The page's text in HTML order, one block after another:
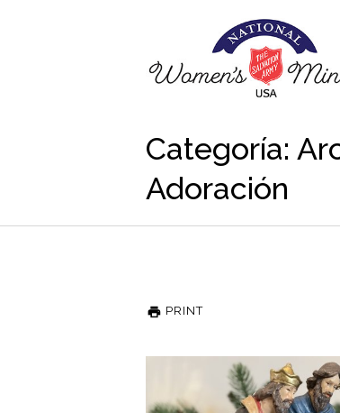
Categoría:
Adoración
PRINT